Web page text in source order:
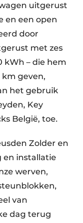
uitgerust
en een open
door
met zes
kWh – die hem
geven,
het gebruik
Key
België, toe.
Zolder en
en installatie
werven,
van
dag terug